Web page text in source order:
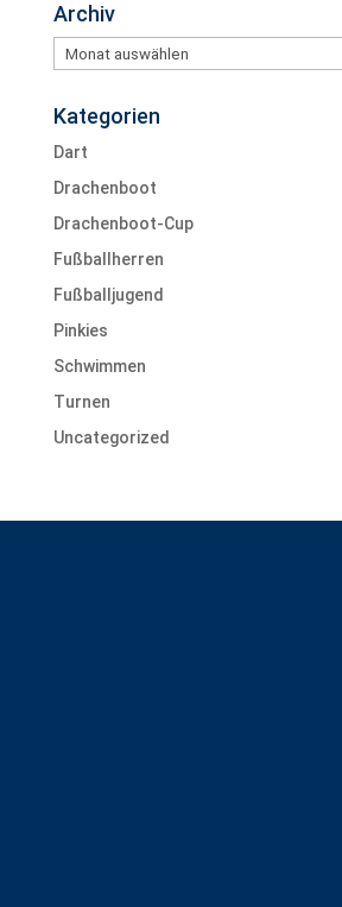
Archiv
Archiv
Kategorien
Dart
Drachenboot
Drachenboot-Cup
Fußballherren
Fußballjugend
Pinkies
Schwimmen
Turnen
Uncategorized